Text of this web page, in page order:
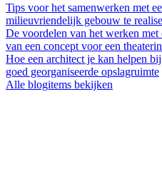
Tips voor het samenwerken met
milieuvriendelijk gebouw te
De voordelen van het werken
van een concept voor een
Hoe een architect je kan helpen
goed georganiseerde opslagruimte
Alle blogitems bekijken